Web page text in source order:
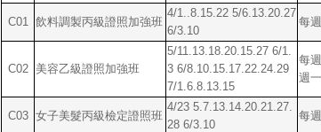
C01 飲料調製丙級證照加強班
4/1..8.15.22 5/6.13.20.27
6/3.10
每
C02 美容乙級證照加強班
5/11.13.18.20.15.27 6/1.
3 6/8.10.15.17.22.24.29
7/1.6.8.13.15
每
週
C03 女子美髮丙級檢定證照班
4/23 5.7.13.14.20.21.27.
28 6/3.10
每